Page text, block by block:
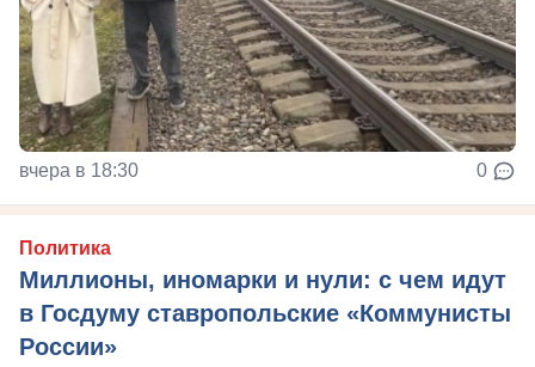
вчера в 18:30 0
Политика
Миллионы, иномарки и нули: с чем идут
в Госдуму ставропольские «Коммунисты
России»